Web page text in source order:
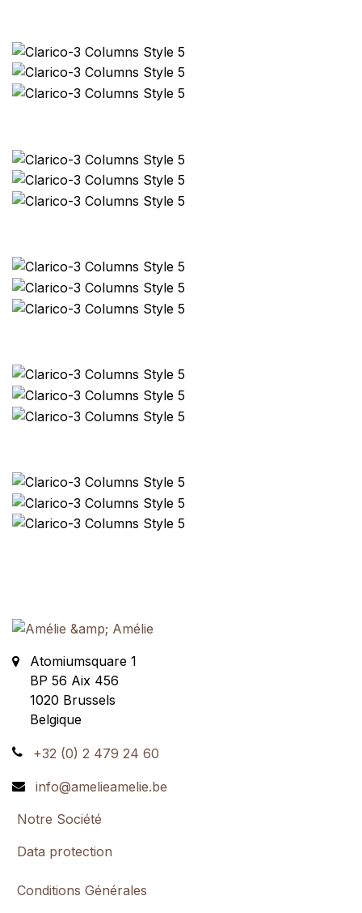
Atomiumsquare 1
BP 56 Aix 456
1020 Brussels
Belgique
+32 (0) 2 479 24 60
info@amelieamelie.be
Notre Société
Data protection
Conditions Générales